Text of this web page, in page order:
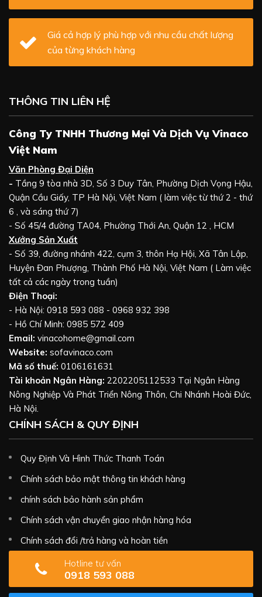
Giá cả hợp lý phù hợp với nhu cầu chất lượng
của từng khách hàng
THÔNG TIN LIÊN HỆ
Công Ty TNHH Thương Mại Và Dịch Vụ Vinaco
Việt Nam
Văn Phòng Đại Diện
- Tầng 9 tòa nhà 3D, Số 3 Duy Tân, Phường Dịch Vọng Hậu,
Quận Cầu Giấy, TP Hà Nội, Việt Nam ( làm việc từ thứ 2 - thứ
6 , và sáng thứ 7)
- Số 45/4 đường TA04, Phường Thới An, Quận 12 , HCM
Xưởng Sản Xuất
- Số 39, đường nhánh 422, cụm 3, thôn Hạ Hội, Xã Tân Lập,
Huyện Đan Phượng, Thành Phố Hà Nội, Việt Nam ( Làm việc
tất cả các ngày trong tuần)
Điện Thoại:
- Hà Nội: 0918 593 088 - 0968 932 398
- Hồ Chí Minh: 0985 572 409
Email: vinacohome@gmail.com
Website: sofavinaco.com
Mã số thuế: 0106161631
Tài khoản Ngân Hàng: 2202205112533 Tại Ngân Hàng
Nông Nghiệp Và Phát Triển Nông Thôn, Chi Nhánh Hoài Đức,
Hà Nội.
CHÍNH SÁCH & QUY ĐỊNH
Quy Định Và Hình Thức Thanh Toán
Chính sách bảo mật thông tin khách hàng
chính sách bảo hành sản phẩm
Chính sách vận chuyển giao nhận hàng hóa
Chính sách đổi /trả hàng và hoàn tiền
Hotline tư vấn
0918 593 088